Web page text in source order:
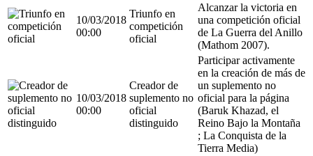
10/03/2018
00:00
Triunfo en
competición
oficial
Alcanzar la victoria en
una competición oficial
de La Guerra del Anillo
(Mathom 2007).
10/03/2018
00:00
Creador de
suplemento no
oficial
distinguido
Participar activamente
en la creación de más de
un suplemento no
oficial para la página
(Baruk Khazad, el
Reino Bajo la Montaña
; La Conquista de la
Tierra Media)